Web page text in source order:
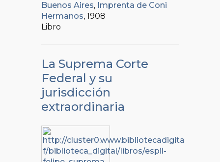
Buenos Aires, Imprenta de Coni
Hermanos, 1908
Libro
La Suprema Corte
Federal y su
jurisdicción
extraordinaria